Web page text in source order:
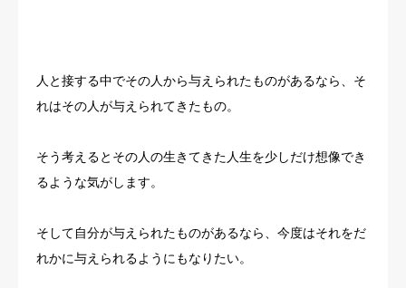
人と接する中でその人から与えられたものがあるなら、そ
れはその人が与えられてきたもの。
そう考えるとその人の生きてきた人生を少しだけ想像でき
るような気がします。
そして自分が与えられたものがあるなら、今度はそれをだ
れかに与えられるようにもなりたい。